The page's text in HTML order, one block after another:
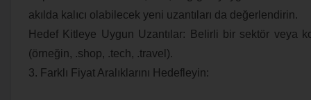
akılda kalıcı olabilecek yeni uzantıları da değerlendirin.
Hedef Kitleye Uygun Uzantılar: Belirli bir sektör veya
(örneğin, .shop, .tech, .travel).
3. Farklı Fiyat Aralıklarını Hedefleyin: